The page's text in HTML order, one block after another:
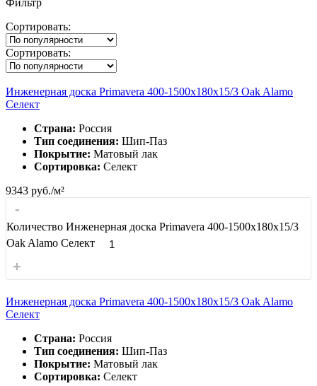
Сортировать:
Сортировать:
Инженерная доска Primavera 400-1500х180х15/3 Oak Alamo
Селект
Страна: Россия
Тип соединения: Шип-Паз
Покрытие: Матовый лак
Сортировка: Селект
9343 руб./м²
-
Количество Инженерная доска Primavera 400-1500х180х15/3
Oak Alamo Селект
+
Инженерная доска Primavera 400-1500х180х15/3 Oak Alamo
Селект
Страна: Россия
Тип соединения: Шип-Паз
Покрытие: Матовый лак
Сортировка: Селект